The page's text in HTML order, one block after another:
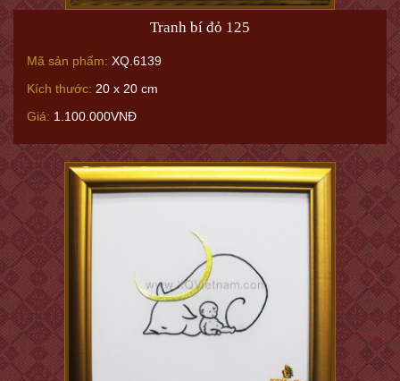
Tranh bí đỏ 125
Mã sản phẩm: XQ.6139
Kích thước: 20 x 20 cm
Giá: 1.100.000VNĐ